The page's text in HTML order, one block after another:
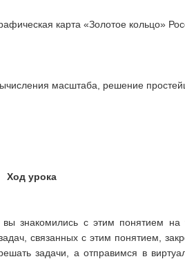
карта «Золотое кольцо»
масштаба, решение
Ход урока
знакомились с этим понятием
связанных с этим понятием,
задачи, а отправимся в